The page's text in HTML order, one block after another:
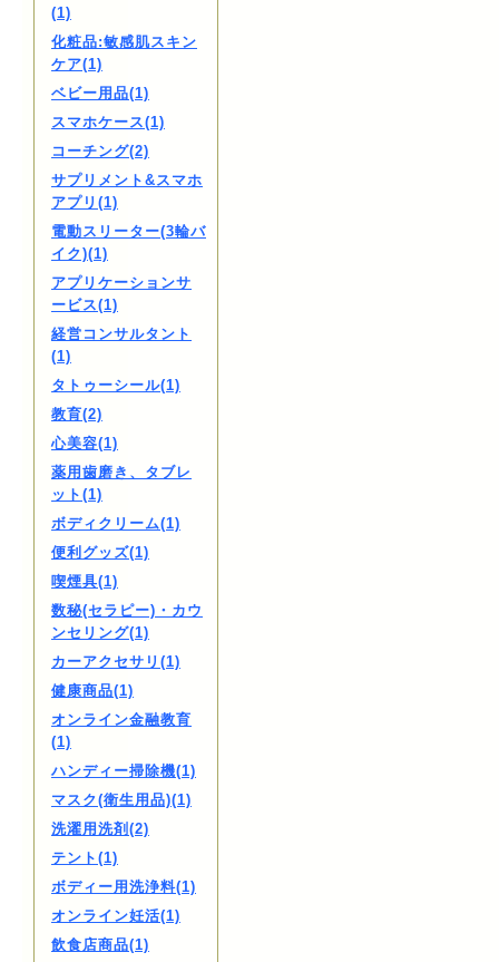
(1)
化粧品:敏感肌スキン
ケア(1)
ベビー用品(1)
スマホケース(1)
コーチング(2)
サプリメント&スマホ
アプリ(1)
電動スリーター(3輪バ
イク)(1)
アプリケーションサ
ービス(1)
経営コンサルタント
(1)
タトゥーシール(1)
教育(2)
心美容(1)
薬用歯磨き、タブレ
ット(1)
ボディクリーム(1)
便利グッズ(1)
喫煙具(1)
数秘(セラピー)・カウ
ンセリング(1)
カーアクセサリ(1)
健康商品(1)
オンライン金融教育
(1)
ハンディー掃除機(1)
マスク(衛生用品)(1)
洗濯用洗剤(2)
テント(1)
ボディー用洗浄料(1)
オンライン妊活(1)
飲食店商品(1)